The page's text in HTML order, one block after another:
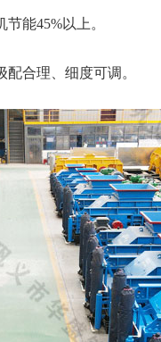
能45%以上。
合理、细度可调。